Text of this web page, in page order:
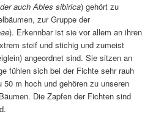
auch Abies sibirica) gehört zu
zur Gruppe der
). Erkennbar ist sie vor allem an ihren
steif und stichig und zumeist
angeordnet sind. Sie sitzen an
fühlen sich bei der Fichte sehr rauh
m hoch und gehören zu unseren
Die Zapfen der Fichten sind